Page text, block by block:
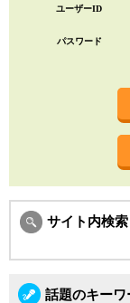
ユーザーID
パスワード
サイト内検索
話題のキーワ